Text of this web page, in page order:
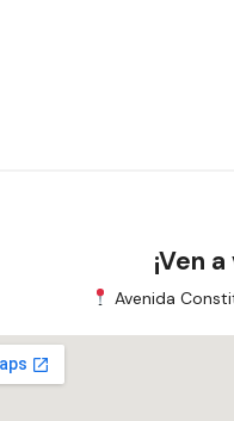
¡Ven
Avenida